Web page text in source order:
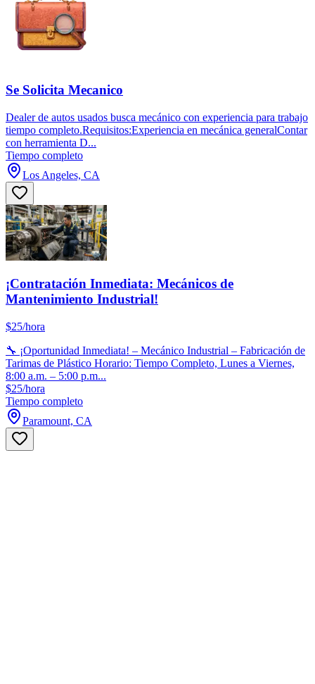
Se Solicita Mecanico
Dealer de autos usados busca mecánico con experiencia para trabajo
tiempo completo.Requisitos:Experiencia en mecánica generalContar
con herramienta D...
Tiempo completo
Los Angeles, CA
¡Contratación Inmediata: Mecánicos de
Mantenimiento Industrial!
$25/hora
🔧 ¡Oportunidad Inmediata! – Mecánico Industrial – Fabricación de
Tarimas de Plástico Horario: Tiempo Completo, Lunes a Viernes,
8:00 a.m. – 5:00 p.m...
$25/hora
Tiempo completo
Paramount, CA